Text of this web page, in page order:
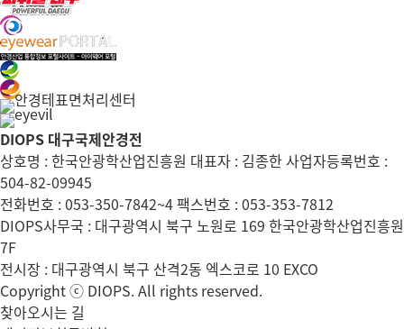
DIOPS 대구국제안경전
상호명 : 한국안광학산업진흥원 대표자 : 김종한 사업자등록번호 :
504-82-09945
전화번호 : 053-350-7842~4 팩스번호 : 053-353-7812
DIOPS사무국 : 대구광역시 북구 노원로 169 한국안광학산업진흥원
7F
전시장 : 대구광역시 북구 산격2동 엑스코로 10 EXCO
Copyright ⓒ DIOPS. All rights reserved.
찾아오시는 길